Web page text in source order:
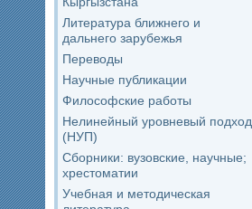
Литература ближнего и
дальнего зарубежья
Переводы
Научные публикации
Философские работы
Нелинейный уровневый подход
(НУП)
Сборники: вузовские, научные;
хрестоматии
Учебная и методическая